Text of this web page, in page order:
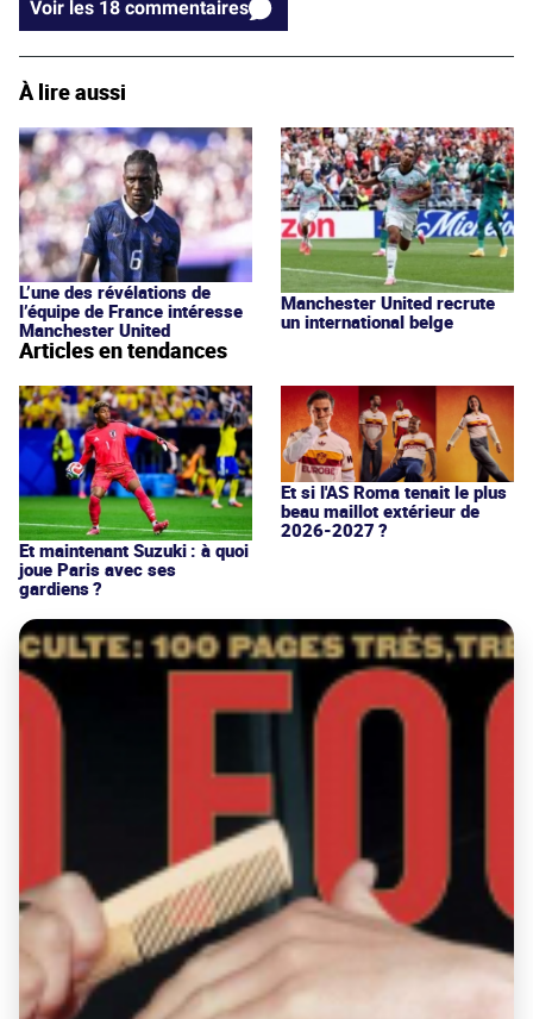
Voir les 18 commentaires
À lire aussi
L’une des révélations de
l’équipe de France intéresse
Manchester United
Manchester United recrute
un international belge
Articles en tendances
Et maintenant Suzuki : à quoi
joue Paris avec ses
gardiens ?
Et si l'AS Roma tenait le plus
beau maillot extérieur de
2026-2027 ?